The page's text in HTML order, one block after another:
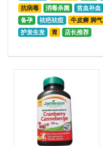
抗病毒
消毒杀菌 贫血补血
备孕
祛疤祛痘 牛皮癣 脚气
护发生发
胃 店长推荐